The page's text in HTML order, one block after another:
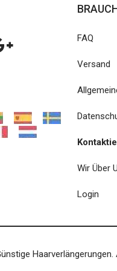
FAQ
Versand
Wir Über
Login
Haarverlängerungen.